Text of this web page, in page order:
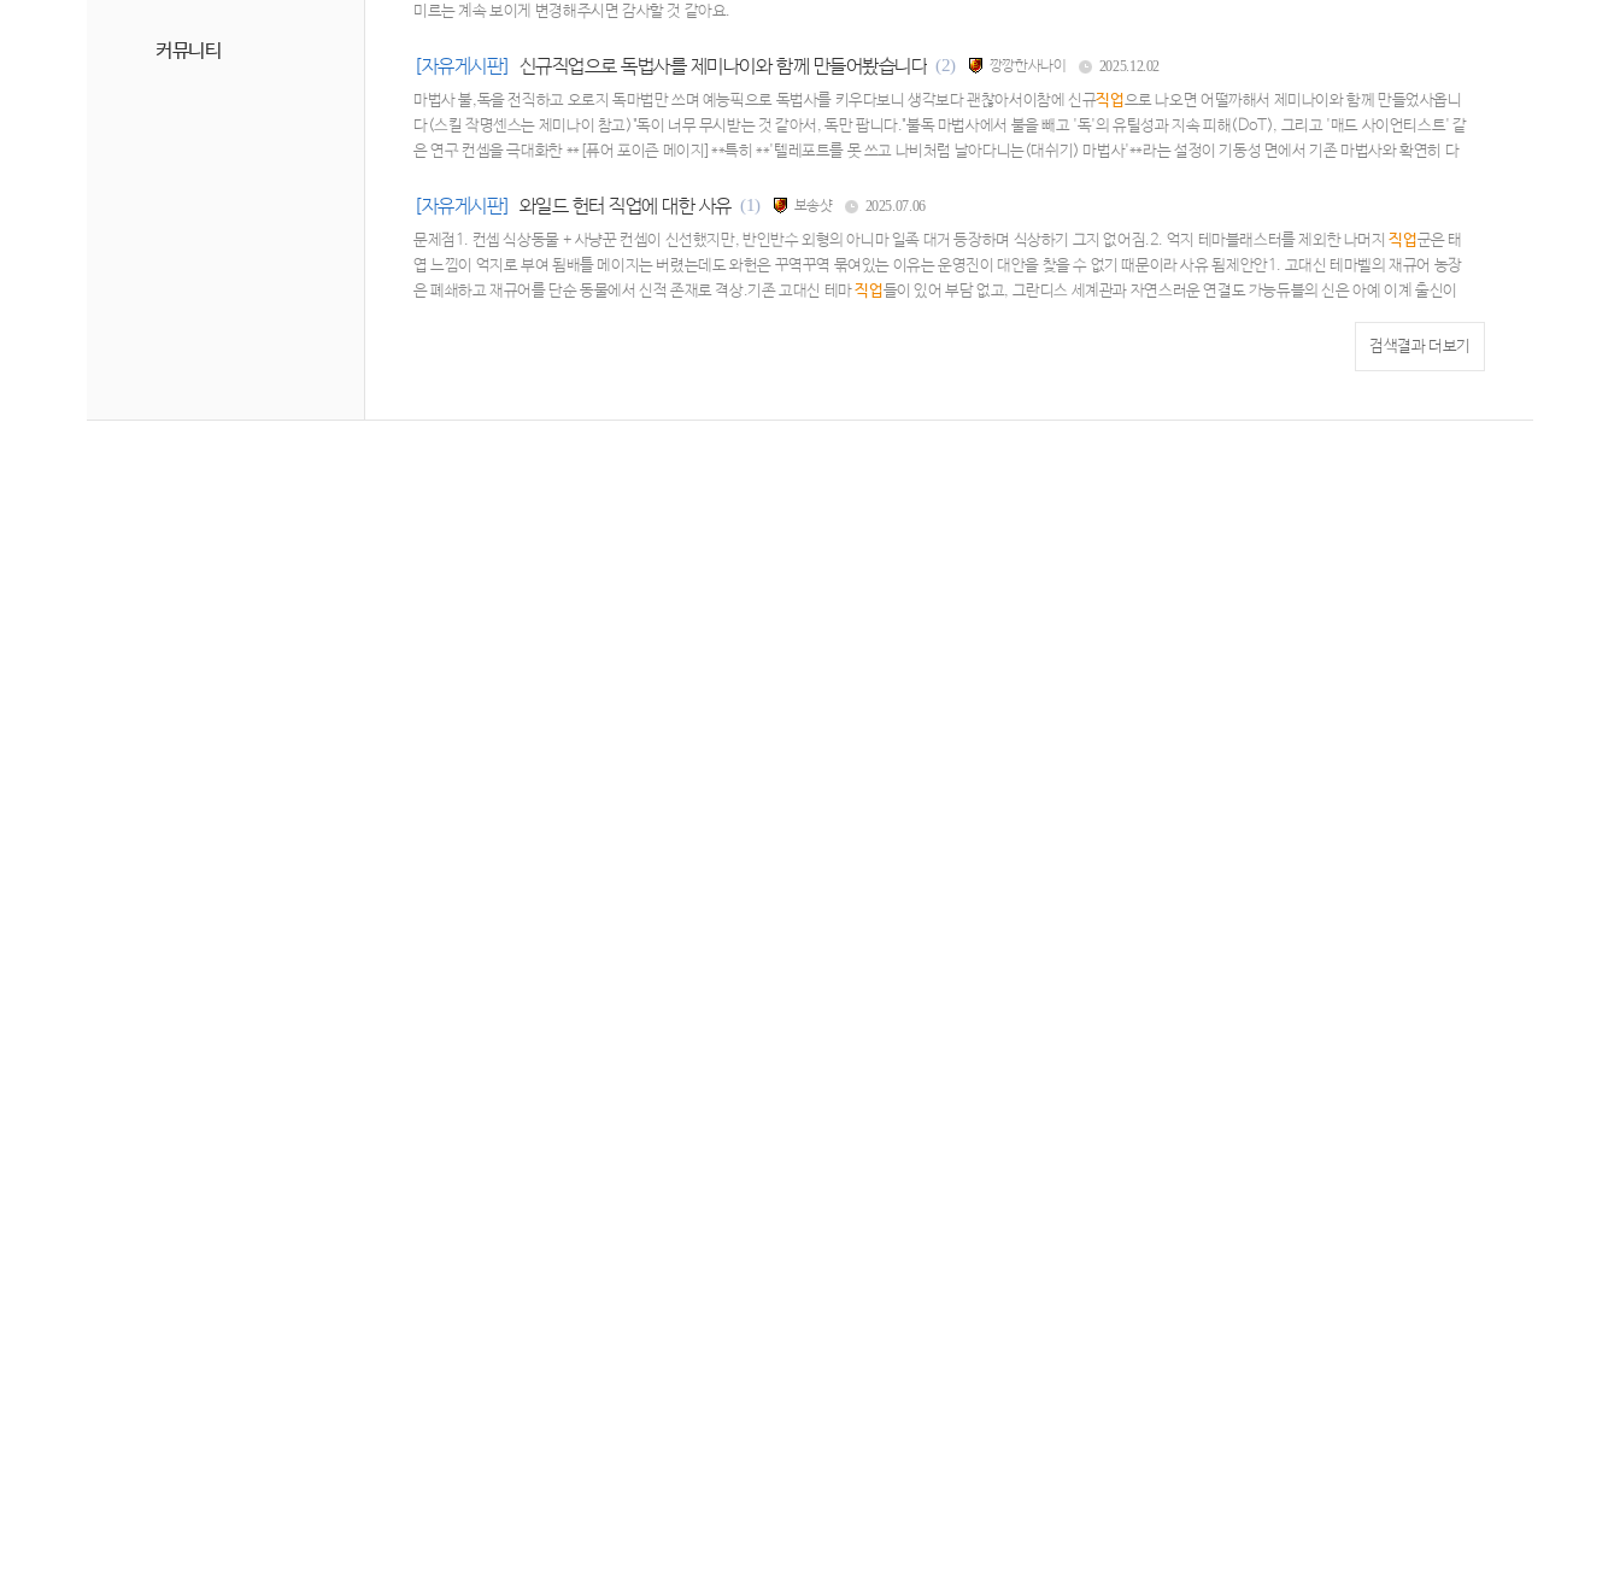
커뮤니티
미르는 계속 보이게 변경해주시면 감사할 것 같아요.
[자유게시판] 신규직업으로 독법사를 제미나이와 함께 만들어봤습니다 (2) 깡깡한사나이 2025.12.02
마법사 불,독을 전직하고 오로지 독마법만 쓰며 예능픽으로 독법사를 키우다보니 생각보다 괜찮아서이참에 신규직업으로 나오면 어떨까해서 제미나이와 함께 만들었사옵니
다(스킬 작명센스는 제미나이 참고)"독이 너무 무시받는 것 같아서, 독만 팝니다."불독 마법사에서 불을 빼고 '독'의 유틸성과 지속 피해(DoT), 그리고 '매드 사이언티스트' 같
은 연구 컨셉을 극대화한 **[퓨어 포이즌 메이지]**특히 **'텔레포트를 못 쓰고 나비처럼 날아다니는(대쉬기) 마법사'**라는 설정이 기동성 면에서 기존 마법사와 확연히 다
(이펙트는 두 손으로 잡고 뭔가 흩뿌리는 모션)보조무기: [식물도감] (방패 착용 불가, 전용 도서 착용)특수 자원: [톡신(Toxin)] 게이지 (스킬 사용 시 축적, 폭발 스킬 사용
시 소모)전직 명칭 추천1
[자유게시판] 와일드 헌터 직업에 대한 사유 (1) 보송샷 2025.07.06
문제점1. 컨셉 식상동물 + 사냥꾼 컨셉이 신선했지만, 반인반수 외형의 아니마 일족 대거 등장하며 식상하기 그지 없어짐.2. 억지 테마블래스터를 제외한 나머지직업군은 태
엽 느낌이 억지로 부여 됨배틀 메이지는 버렸는데도 와헌은 꾸역꾸역 묶여있는 이유는 운영진이 대안을 찾을 수 없기 때문이라 사유 됨제안안1. 고대신 테마벨의 재규어 농장
은 폐쇄하고 재규어를 단순 동물에서 신적 존재로 격상.기존 고대신 테마직업들이 있어 부담 없고, 그란디스 세계관과 자연스러운 연결도 가능듀블의 신은 아예 이계 출신이
무 확인조차 불가능한 수룡의 힘을 쓰는 바이퍼를 보아 재규어를 과거 존재하던 고대종족으로 설정함에 무리는 없어 보임.3. 정령 테마배틀메이지의 데스도 설정상 특수한 영
검색결과 더보기